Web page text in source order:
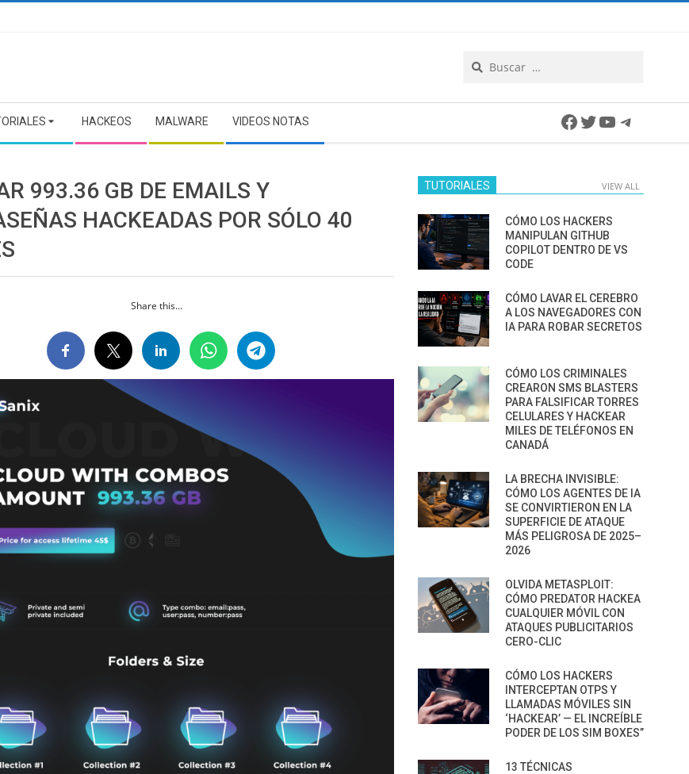
HACKEOS MALWARE VIDEOS NOTAS Facebook
Twitter
YouTube
993.36 GB DE EMAILS Y
HACKEADAS POR SÓLO 40
Share this...
TUTORIALES VIEW ALL
CÓMO LOS HACKERS
MANIPULAN GITHUB
COPILOT DENTRO DE VS
CODE
CÓMO LAVAR EL CEREBRO
A LOS NAVEGADORES CON
IA PARA ROBAR SECRETOS
CÓMO LOS CRIMINALES
CREARON SMS BLASTERS
PARA FALSIFICAR TORRES
CELULARES Y HACKEAR
MILES DE TELÉFONOS EN
CANADÁ
LA BRECHA INVISIBLE:
CÓMO LOS AGENTES DE IA
SE CONVIRTIERON EN LA
SUPERFICIE DE ATAQUE
MÁS PELIGROSA DE 2025–
2026
OLVIDA METASPLOIT:
CÓMO PREDATOR HACKEA
CUALQUIER MÓVIL CON
ATAQUES PUBLICITARIOS
CERO-CLIC
CÓMO LOS HACKERS
INTERCEPTAN OTPS Y
LLAMADAS MÓVILES SIN
‘HACKEAR’ — EL INCREÍBLE
PODER DE LOS SIM BOXES”
13 TÉCNICAS